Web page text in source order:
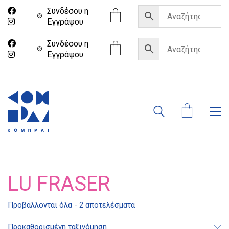
Συνδέσου η
Eγγράψου
Συνδέσου η
Eγγράψου
LU FRASER
Προβάλλονται όλα - 2 αποτελέσματα
Προκαθορισμένη ταξινόμηση
Διδότου 34, Αθήνα 106 80